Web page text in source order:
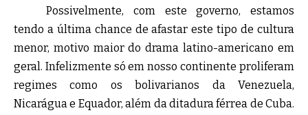
Possivelmente, com este governo, estamos
tendo a última chance de afastar este tipo de cultura
menor, motivo maior do drama latino-americano em
geral. Infelizmente só em nosso continente proliferam
regimes como os bolivarianos da Venezuela,
Nicarágua e Equador, além da ditadura férrea de Cuba.